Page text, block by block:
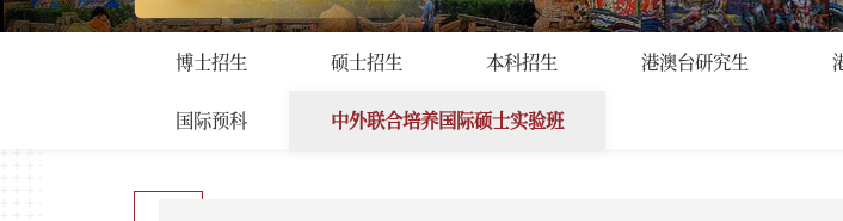
招生工作 首页 > 中外联合培养国际硕士实验班 > 正文
博士招生 硕士招生 本科招生 港澳台研究生
国际预科 中外联合培养国际硕士实验班